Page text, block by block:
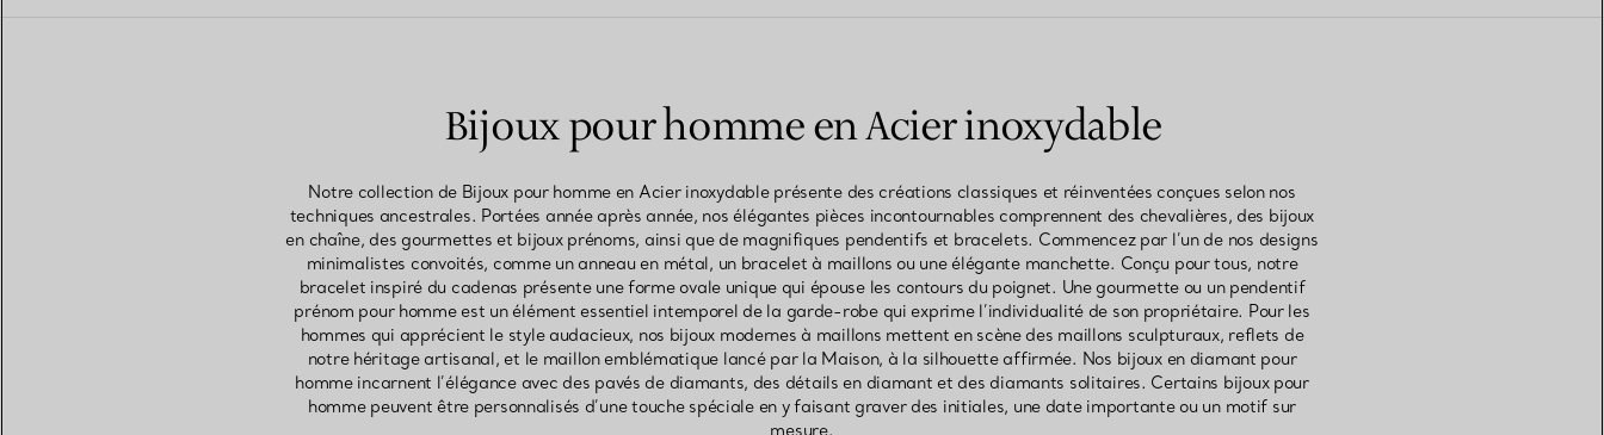
Bijoux pour homme en Acier inoxydable
Notre collection de Bijoux pour homme en Acier inoxydable présente des créations classiques et réinventées conçues selon nos
techniques ancestrales. Portées année après année, nos élégantes pièces incontournables comprennent des chevalières, des bijoux
en chaîne, des gourmettes et bijoux prénoms, ainsi que de magnifiques pendentifs et bracelets. Commencez par l’un de nos designs
minimalistes convoités, comme un anneau en métal, un bracelet à maillons ou une élégante manchette. Conçu pour tous, notre
bracelet inspiré du cadenas présente une forme ovale unique qui épouse les contours du poignet. Une gourmette ou un pendentif
prénom pour homme est un élément essentiel intemporel de la garde-robe qui exprime l’individualité de son propriétaire. Pour les
hommes qui apprécient le style audacieux, nos bijoux modernes à maillons mettent en scène des maillons sculpturaux, reflets de
notre héritage artisanal, et le maillon emblématique lancé par la Maison, à la silhouette affirmée. Nos bijoux en diamant pour
homme incarnent l’élégance avec des pavés de diamants, des détails en diamant et des diamants solitaires. Certains bijoux pour
homme peuvent être personnalisés d’une touche spéciale en y faisant graver des initiales, une date importante ou un motif sur
mesure.